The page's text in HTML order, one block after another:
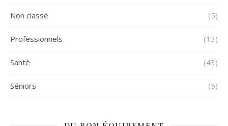
Non classé (5)
Professionnels (13)
Santé (43)
Séniors (5)